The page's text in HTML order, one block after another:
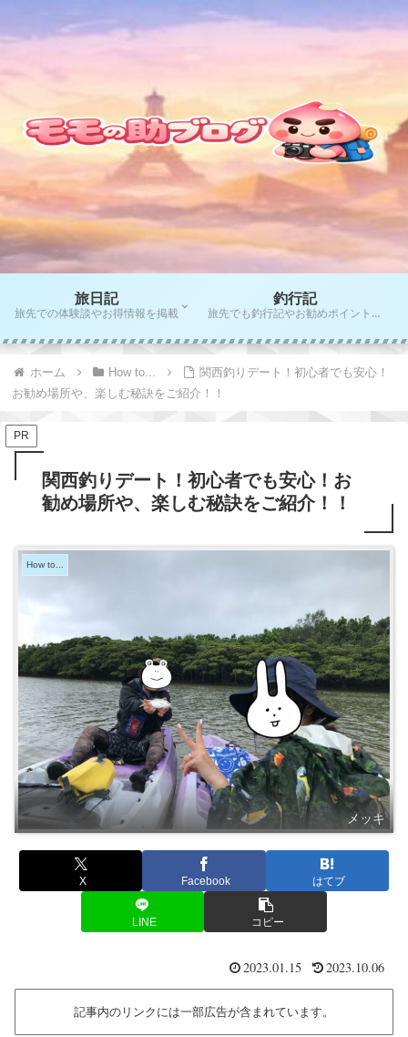
旅日記
旅先での体験談やお得情報を掲載
釣行記
旅先でも釣行記やお勧めポイントをご紹介！！
ホーム How to...
関西釣りデート！初心者でも安心！
お勧め場所や、楽しむ秘訣をご紹介！！
PR
関西釣りデート！初心者でも安心！お
勧め場所や、楽しむ秘訣をご紹介！！
How to...
メッキ
X Facebook はてブ
LINE コピー
2023.01.15 2023.10.06
記事内のリンクには一部広告が含まれています。